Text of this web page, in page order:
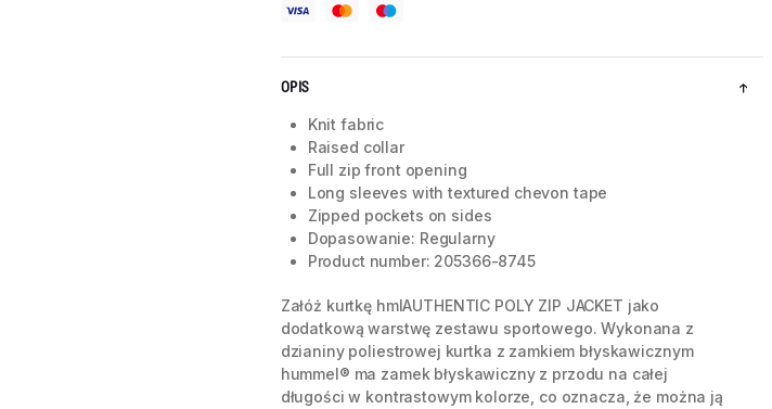
OPIS
Knit fabric
Raised collar
Full zip front opening
Long sleeves with textured chevon tape
Zipped pockets on sides
Dopasowanie: Regularny
Product number: 205366-8745
Załóż kurtkę hmlAUTHENTIC POLY ZIP JACKET jako
dodatkową warstwę zestawu sportowego. Wykonana z
dzianiny poliestrowej kurtka z zamkiem błyskawicznym
hummel® ma zamek błyskawiczny z przodu na całej
długości w kontrastowym kolorze, co oznacza, że można ją